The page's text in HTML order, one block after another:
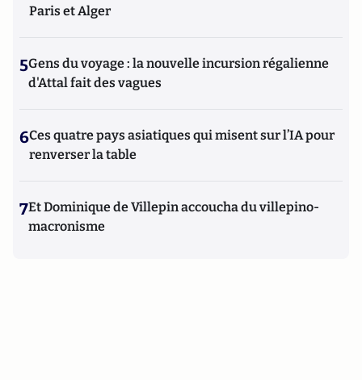
Paris et Alger
5Gens du voyage : la nouvelle incursion régalienne
d'Attal fait des vagues
6Ces quatre pays asiatiques qui misent sur l’IA pour
renverser la table
7Et Dominique de Villepin accoucha du villepino-
macronisme